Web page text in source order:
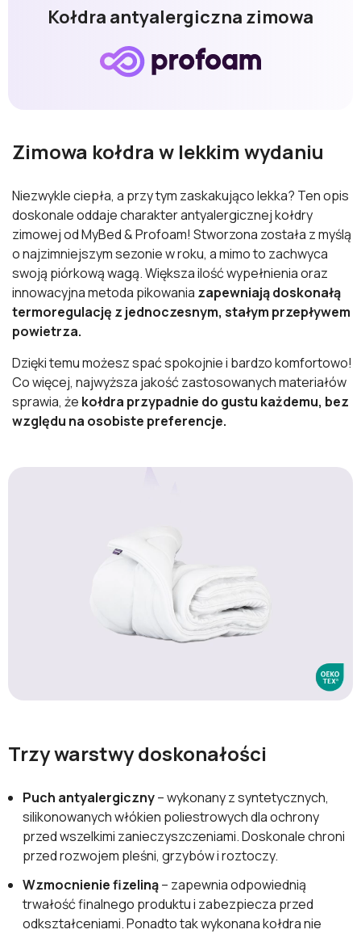
Kołdra antyalergiczna zimowa
Zimowa kołdra w lekkim wydaniu
Niezwykle ciepła, a przy tym zaskakująco lekka? Ten opis
doskonale oddaje charakter antyalergicznej kołdry
zimowej od MyBed & Profoam! Stworzona została z myślą
o najzimniejszym sezonie w roku, a mimo to zachwyca
swoją piórkową wagą. Większa ilość wypełnienia oraz
innowacyjna metoda pikowania zapewniają doskonałą
termoregulację z jednoczesnym, stałym przepływem
powietrza.
Dzięki temu możesz spać spokojnie i bardzo komfortowo!
Co więcej, najwyższa jakość zastosowanych materiałów
sprawia, że kołdra przypadnie do gustu każdemu, bez
względu na osobiste preferencje.
Trzy warstwy doskonałości
Puch antyalergiczny– wykonany z syntetycznych,
silikonowanych włókien poliestrowych dla ochrony
przed wszelkimi zanieczyszczeniami. Doskonale chroni
przed rozwojem pleśni, grzybów i roztoczy.
Wzmocnienie fizeliną– zapewnia odpowiednią
trwałość finalnego produktu i zabezpiecza przed
odkształceniami. Ponadto tak wykonana kołdra nie